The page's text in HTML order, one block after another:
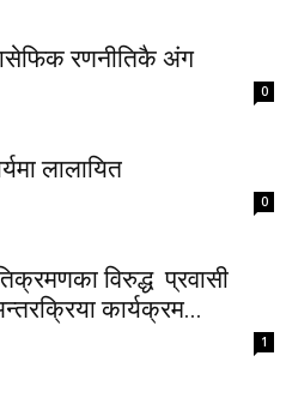
रणनीतिकै अंग
0
लालायित
0
विरुद्ध प्रवासी
कार्यक्रम...
1